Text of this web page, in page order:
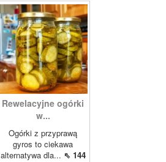
Rewelacyjne ogórki
w...
Ogórki z przyprawą
gyros to ciekawa
alternatywa dla... ⇖ 144